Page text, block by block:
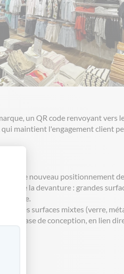
: Personnalisez vos
un QR code renvoyant vers
maintient l'engagement client
le nouveau positionnement
de la devanture : grandes
des surfaces mixtes (verre,
la phase de conception, en lien